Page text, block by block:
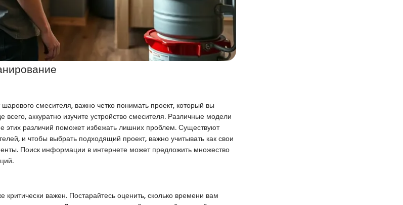
смесителя, важно четко понимать проект, который вы
всего, аккуратно изучите устройство смесителя. Различные модели
различий поможет избежать лишних проблем. Существуют
и чтобы выбрать подходящий проект, важно учитывать как свои
Поиск информации в интернете может предложить множество
важен. Постарайтесь оценить, сколько времени вам